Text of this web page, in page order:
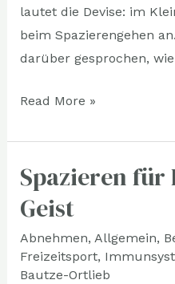
lautet die Devise: im
beim Spazierengehen
darüber gesprochen, wie
Read More »
Spazieren
Geist
Abnehmen, Allgemein,
Freizeitsport,
Bautze-Ortlieb
Spazieren
für
Körper
und
Geist